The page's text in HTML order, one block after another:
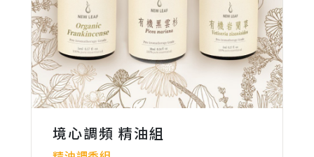
境心調頻 精油組
稜線日出 洗髮調香組
仲夏晨曦 洗髮調香組
吾香全素植萃洗髮露
露營三寶 精油組
有機乳香
水嫩美人 乳液調香組